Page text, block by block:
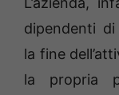
dipendenti
la fine
la propria